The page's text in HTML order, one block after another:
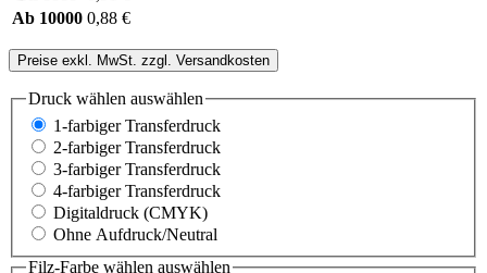
Ab 10000 0,88 €
Preise exkl. MwSt. zzgl. Versandkosten
Druck wählen auswählen
1-farbiger Transferdruck
2-farbiger Transferdruck
3-farbiger Transferdruck
4-farbiger Transferdruck
Digitaldruck (CMYK)
Ohne Aufdruck/Neutral
Filz-Farbe wählen auswählen